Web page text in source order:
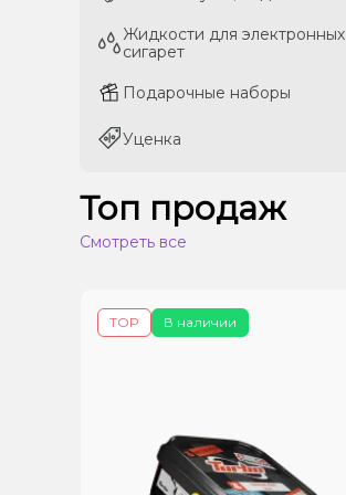
Жидкости для электронных
сигарет
Подарочные наборы
Уценка
Жидкости для электронных
сигарет
Подарочные наборы
Уценка
Топ продаж
Смотреть все
В наличии
TOP